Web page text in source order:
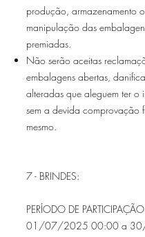
produção, armazenamento
manipulação das
premiadas.
Não serão aceitas
embalagens abertas,
alteradas que aleguem ter o
sem a devida comprovação
mesmo.
7 - BRINDES:
PERÍODO DE
01/07/2025 00:00 a